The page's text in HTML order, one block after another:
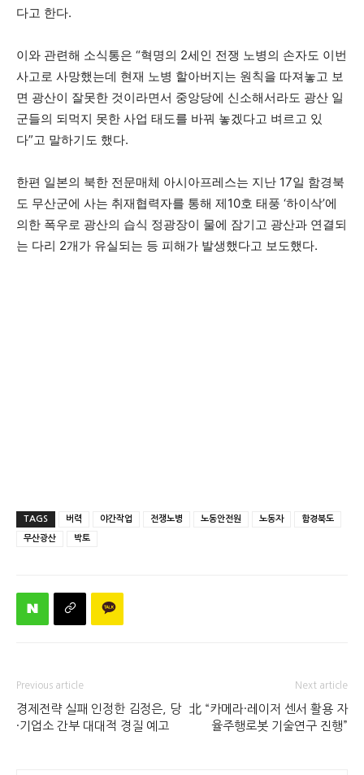
다고 한다.
이와 관련해 소식통은 “혁명의 2세인 전쟁 노병의 손자도 이번
사고로 사망했는데 현재 노병 할아버지는 원칙을 따져놓고 보
면 광산이 잘못한 것이라면서 중앙당에 신소해서라도 광산 일
군들의 되먹지 못한 사업 태도를 바꿔 놓겠다고 벼르고 있
다”고 말하기도 했다.
한편 일본의 북한 전문매체 아시아프레스는 지난 17일 함경북
도 무산군에 사는 취재협력자를 통해 제10호 태풍 ‘하이삭’에
의한 폭우로 광산의 습식 정광장이 물에 잠기고 광산과 연결되
는 다리 2개가 유실되는 등 피해가 발생했다고 보도했다.
TAGS 버력 야간작업 전쟁노병 노동안전원 노동자 함경북도
무산광산 박토
Previous article
경제전략 실패 인정한 김정은, 당
·기업소 간부 대대적 경질 예고
Next article
北 “카메라·레이저 센서 활용 자
율주행로봇 기술연구 진행”